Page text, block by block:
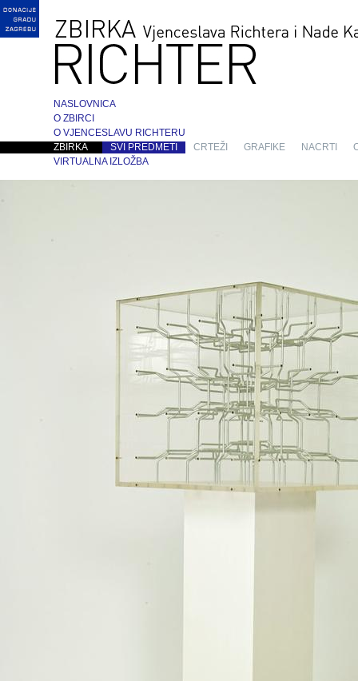
NASLOVNICA
O ZBIRCI
O VJENCESLAVU RICHTERU
ZBIRKA
SVI PREDMETI CRTEŽI GRAFIKE NACRTI
VIRTUALNA IZLOŽBA